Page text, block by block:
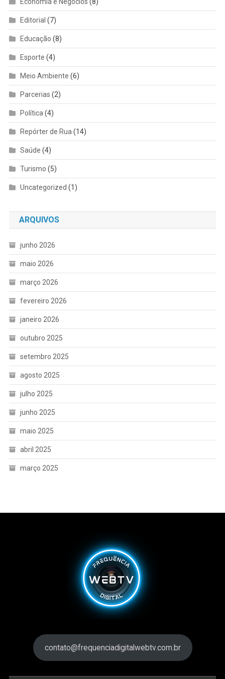
Economia e Negócios (8)
Editorial (7)
Educação (8)
Esporte (4)
Meio Ambiente (6)
Parcerias (2)
Política(4)
Repórter de Rua(14)
Saúde (4)
Turismo (5)
Uncategorized (1)
ARQUIVOS
junho 2026
maio 2026
março 2026
fevereiro 2026
janeiro 2026
outubro 2025
setembro 2025
agosto 2025
julho 2025
junho 2025
maio 2025
abril 2025
março 2025
contato@frequenciadigitalwebtv.com.br